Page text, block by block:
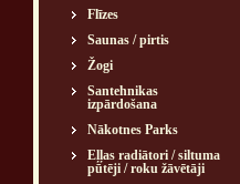
Flīzes
Saunas / pirtis
Žogi
Santehnikas
izpārdošana
Nākotnes Parks
Eļļas radiātori / siltuma
pūtēji / roku žāvētāji